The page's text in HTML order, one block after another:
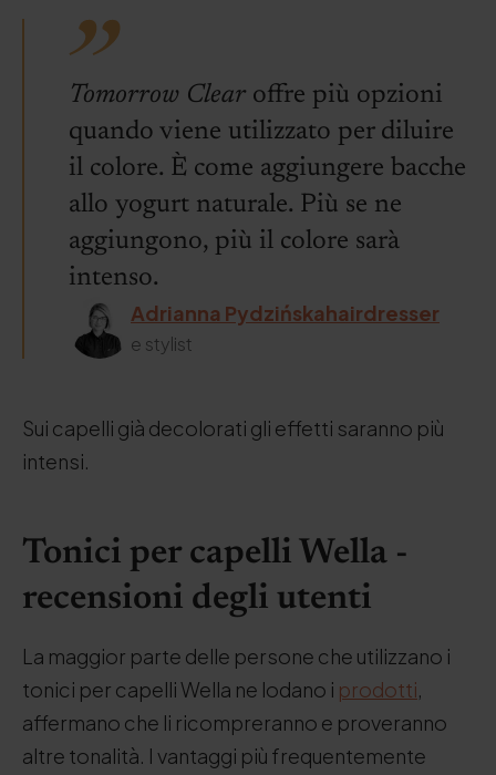
Tomorrow Clear offre più opzioni
quando viene utilizzato per diluire
il colore. È come aggiungere bacche
allo yogurt naturale. Più se ne
aggiungono, più il colore sarà
intenso.
Adrianna Pydzińskahairdresser
e stylist
Sui capelli già decolorati gli effetti saranno più
intensi.
Tonici per capelli Wella -
recensioni degli utenti
La maggior parte delle persone che utilizzano i
tonici per capelli Wella ne lodano i prodotti,
affermano che li ricompreranno e proveranno
altre tonalità. I vantaggi più frequentemente